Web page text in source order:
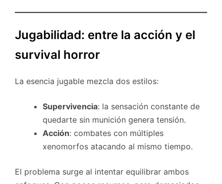
Jugabilidad: entre la acción y el
survival horror
La esencia jugable mezcla dos estilos:
Supervivencia: la sensación constante de
quedarte sin munición genera tensión.
Acción: combates con múltiples
xenomorfos atacando al mismo tiempo.
El problema surge al intentar equilibrar ambos